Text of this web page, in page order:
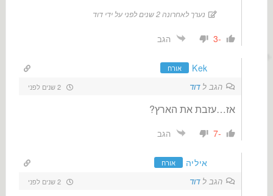
נערך לאחרונה 2 שנים לפני על ידי דוד
-3 הגב
Kek אורח
הגב לדוד
אז…עזבת את הארץ?
-7 הגב
איליה אורח
הגב לדוד